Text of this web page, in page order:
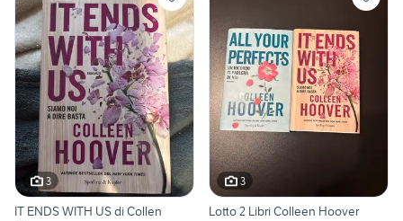
3
IT ENDS WITH US di Collen
3
Lotto 2 Libri Colleen Hoover